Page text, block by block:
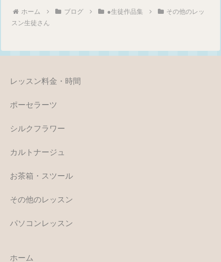
ホーム ブログ ●生徒作品集
その他のレッ
スン生徒さん
レッスン料金・時間
ポーセラーツ
シルクフラワー
カルトナージュ
お茶箱・スツール
その他のレッスン
パソコンレッスン
ホーム